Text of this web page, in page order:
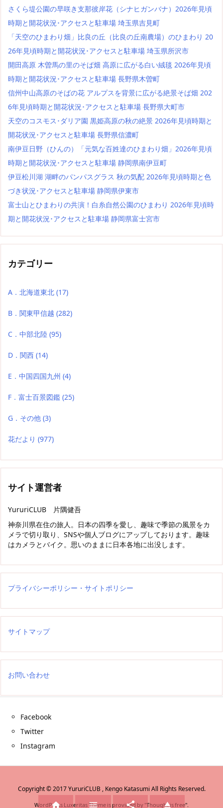
さくら堤公園の早咲き支那彼岸花（シナヒガンバナ）2026年見頃
時期と開花状況･アクセスと駐車場 埼玉県吉見町
「天空のひまわり畑」比良の丘（比良の丘南農場）のひまわり 20
26年見頃時期と開花状況･アクセスと駐車場 埼玉県所沢市
開田高原 木曽馬の里のそば畑 高原に広がる白い絨毯 2026年見頃
時期と開花状況･アクセスと駐車場 長野県木曽町
信州中山高原のそばの花 アルプスを背景に広がる絶景そば畑 202
6年見頃時期と開花状況･アクセスと駐車場 長野県大町市
天空のコスモス･ダリア園 黒姫高原の秋の絶景 2026年見頃時期と
開花状況･アクセスと駐車場 長野県信濃町
南伊豆日野（ひんの）「元気な百姓達のひまわり畑」2026年見頃
時期と開花状況･アクセスと駐車場 静岡県南伊豆町
伊豆松川湖 湖畔のパンパスグラス 秋の気配 2026年見頃時期と色
づき状況･アクセスと駐車場 静岡県伊東市
富士山とひまわりの共演！白糸自然公園のひまわり 2026年見頃時
期と開花状況･アクセスと駐車場 静岡県富士宮市
カテゴリー
A．北海道東北 (17)
B．関東甲信越 (282)
C．中部北陸 (95)
D．関西 (14)
E．中国四国九州 (4)
F．富士百景図鑑 (25)
G．その他 (3)
花だより (977)
サイト運営者
YururiCLUB 片隅健吾
神奈川県在住の旅人。日本の四季を愛し、趣味で季節の風景をカ
メラで切り取り、SNSや個人ブログにアップしております。趣味
はカメラとバイク。思いのままに日本各地に出没します。
プライバシーポリシー・サイトポリシー
サイトマップ
お問い合わせ
Facebook
Twitter
Instagram
Copyright ©2017 YururiCLUB , Kengo Katasumi All Rights Reserved.
WordPress Luxeritas Theme is provided by "Thought is free".
   